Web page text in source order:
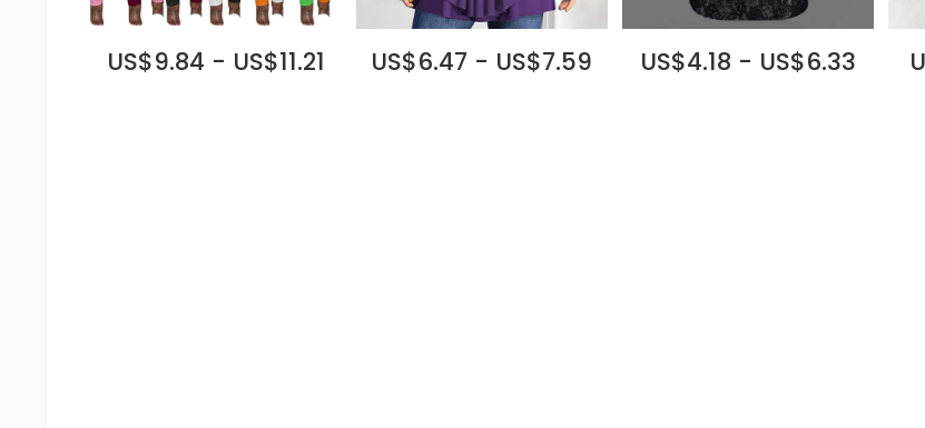
US$4.18 - US$6.33
US$6.47 - US$7.59
US$9.84 - US$11.21